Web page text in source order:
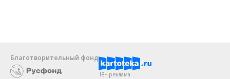
Благотворительный фонд
18+ реклама